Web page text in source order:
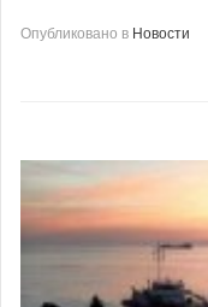
Опубликовано в Новости